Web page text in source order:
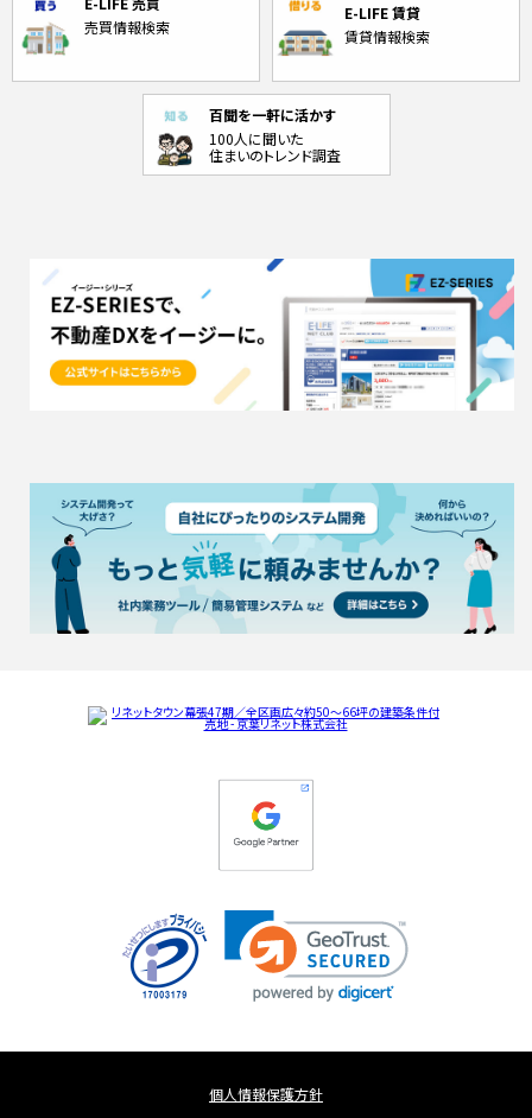
売買情報検索
E-LIFE 賃貸
賃貸情報検索
百聞を一軒に活かす
100人に聞いた
住まいのトレンド調査
個人情報保護方針